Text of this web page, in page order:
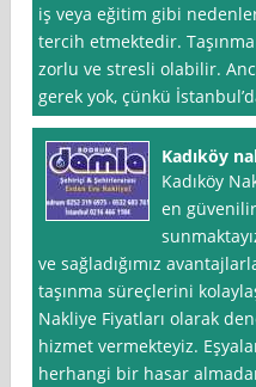
iş veya eğitim gibi
tercih etmektedir.
zorlu ve stresli olabilir.
gerek yok, çünkü
Kadıköy
Kadıköy
en
ve sağladığımız
taşınma süreçlerini
Nakliye Fiyatları olarak
hizmet vermekteyiz.
herhangi bir hasar